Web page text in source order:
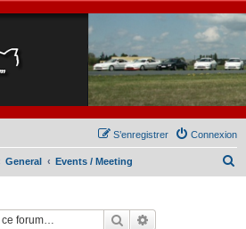
Connexion
S’enregistrer
General Events / Meeting
Rechercher